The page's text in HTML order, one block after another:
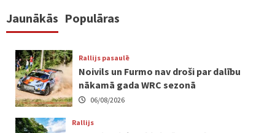
Jaunākās Populāras
Rallijs pasaulē
Noivils un Furmo nav droši par dalību
nākamā gada WRC sezonā
06/08/2026
Rallijs